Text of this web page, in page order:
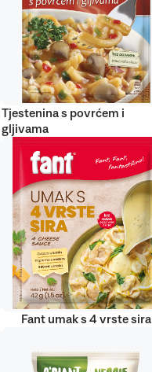
Tjestenina s povrćem i
gljivama
Fant umak s 4 vrste sira